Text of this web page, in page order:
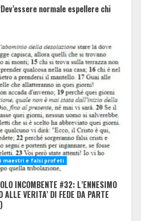
normale espellere chi
maestri e falsi profeti
INCOMBENTE #32: L’ENNESIMO
ALLE VERITA’ DI FEDE DA PARTE